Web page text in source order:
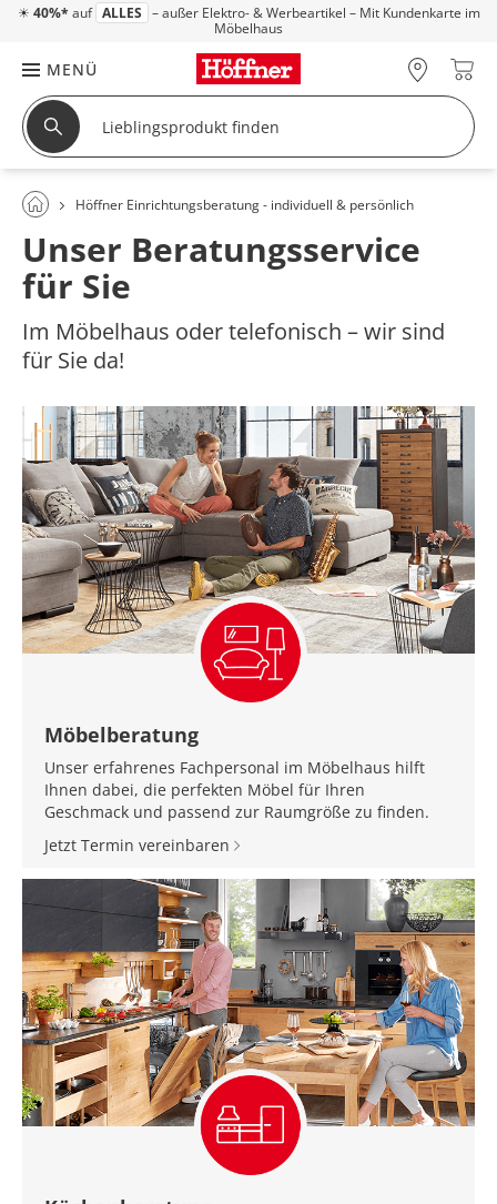
☀ 40%* auf ALLES – außer Elektro- & Werbeartikel – Mit Kundenkarte im
Möbelhaus
MENÜ
Höffner Einrichtungsberatung - individuell & persönlich
Unser Beratungsservice
für Sie
Im Möbelhaus oder telefonisch – wir sind
für Sie da!
Möbelberatung
Unser erfahrenes Fachpersonal im Möbelhaus hilft
Ihnen dabei, die perfekten Möbel für Ihren
Geschmack und passend zur Raumgröße zu finden.
Jetzt Termin vereinbaren